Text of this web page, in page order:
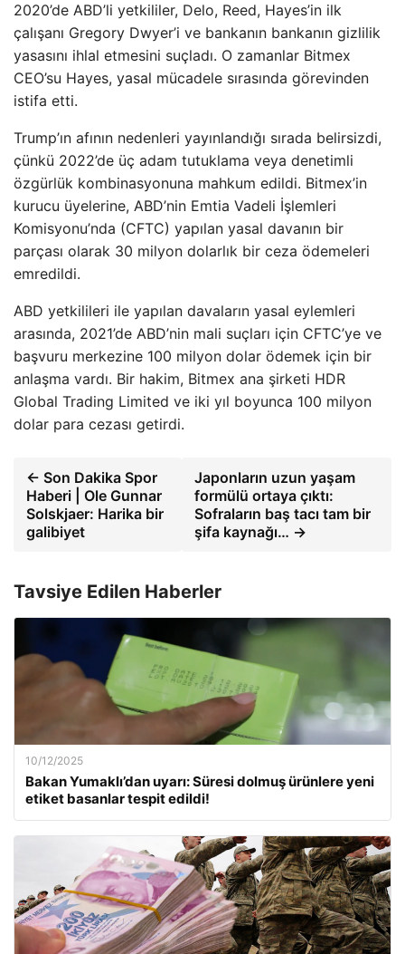
2020’de ABD’li yetkililer, Delo, Reed, Hayes’in ilk
çalışanı Gregory Dwyer’i ve bankanın bankanın gizlilik
yasasını ihlal etmesini suçladı. O zamanlar Bitmex
CEO’su Hayes, yasal mücadele sırasında görevinden
istifa etti.
Trump’ın afının nedenleri yayınlandığı sırada belirsizdi,
çünkü 2022’de üç adam tutuklama veya denetimli
özgürlük kombinasyonuna mahkum edildi. Bitmex’in
kurucu üyelerine, ABD’nin Emtia Vadeli İşlemleri
Komisyonu’nda (CFTC) yapılan yasal davanın bir
parçası olarak 30 milyon dolarlık bir ceza ödemeleri
emredildi.
ABD yetkilileri ile yapılan davaların yasal eylemleri
arasında, 2021’de ABD’nin mali suçları için CFTC’ye ve
başvuru merkezine 100 milyon dolar ödemek için bir
anlaşma vardı. Bir hakim, Bitmex ana şirketi HDR
Global Trading Limited ve iki yıl boyunca 100 milyon
dolar para cezası getirdi.
← Son Dakika Spor
Haberi | Ole Gunnar
Solskjaer: Harika bir
galibiyet
Japonların uzun yaşam
formülü ortaya çıktı:
Sofraların baş tacı tam bir
şifa kaynağı… →
Tavsiye Edilen Haberler
10/12/2025
Bakan Yumaklı’dan uyarı: Süresi dolmuş ürünlere yeni
etiket basanlar tespit edildi!